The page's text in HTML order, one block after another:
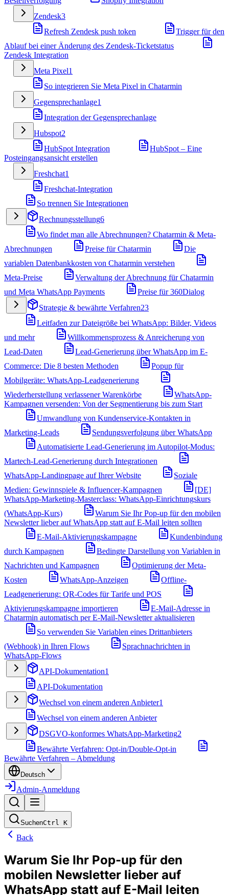
Zendesk3
Refresh Zendesk push token
Trigger für den
Ablauf bei einer Änderung des Zendesk-Ticketstatus
Zendesk Integration
Meta Pixel1
So integrieren Sie Meta Pixel in Chatarmin
Gegensprechanlage1
Integration der Gegensprechanlage
Hubspot2
HubSpot Integration
HubSpot – Eine
Posteingangsansicht erstellen
Freshchat1
Freshchat-Integration
So trennen Sie Integrationen
Rechnungsstellung6
Wo findet man alle Abrechnungen? Chatarmin & Meta-
Abrechnungen
Preise für Chatarmin
Die
variablen Datenbankkosten von Chatarmin verstehen
Meta-Preise
Verwaltung der Abrechnung für Chatarmin
und Meta WhatsApp Payments
Preise für 360Dialog
Strategie & bewährte Verfahren23
Leitfaden zur Dateigröße bei WhatsApp: Bilder, Videos
und mehr
Willkommensprozess & Anreicherung von
Lead-Daten
Lead-Generierung über WhatsApp im E-
Commerce: Die 8 besten Methoden
Popup für
Mobilgeräte: WhatsApp-Leadgenerierung
Wiederherstellung verlassener Warenkörbe
WhatsApp-
Kampagnen versenden: Von der Segmentierung bis zum Start
Umwandlung von Kundenservice-Kontakten in
Marketing-Leads
Sendungsverfolgung über WhatsApp
Automatisierte Lead-Generierung im Autopilot-Modus:
Martech-Lead-Generierung durch Integrationen
WhatsApp-Landingpage auf Ihrer Website
Soziale
Medien: Gewinnspiele & Influencer-Kampagnen
[DE]
WhatsApp-Marketing-Masterclass: WhatsApp-Einrichtungskurs
(WhatsApp-Kurs)
Warum Sie Ihr Pop-up für den mobilen
Newsletter lieber auf WhatsApp statt auf E-Mail leiten sollten
E-Mail-Aktivierungskampagne
Kundenbindung
durch Kampagnen
Bedingte Darstellung von Variablen in
Nachrichten und Kampagnen
Optimierung der Meta-
Kosten
WhatsApp-Anzeigen
Offline-
Leadgenerierung: QR-Codes für Tarife und POS
Aktivierungskampagne importieren
E-Mail-Adresse in
Chatarmin automatisch per E-Mail-Newsletter aktualisieren
So verwenden Sie Variablen eines Drittanbieters
(Webhook) in Ihren Flows
Sprachnachrichten in
WhatsApp-Flows
API-Dokumentation1
API-Dokumentation
Wechsel von einem anderen Anbieter1
Wechsel von einem anderen Anbieter
DSGVO-konformes WhatsApp-Marketing2
Bewährte Verfahren: Opt-in/Double-Opt-in
Bewährte Verfahren – Abmeldung
Deutsch
Admin-Anmeldung
SuchenCtrl K
Back
Warum Sie Ihr Pop-up für den
mobilen Newsletter lieber auf
WhatsApp statt auf E-Mail leiten